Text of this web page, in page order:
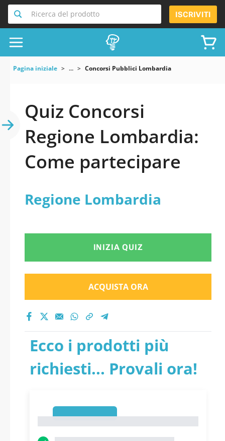
Ricerca del prodotto ISCRIVITI
Pagina iniziale ... Concorsi Pubblici Lombardia
Quiz Concorsi
Regione Lombardia:
Come partecipare
Regione Lombardia
INIZIA QUIZ
ACQUISTA ORA
Ecco i prodotti più
richiesti... Provali ora!